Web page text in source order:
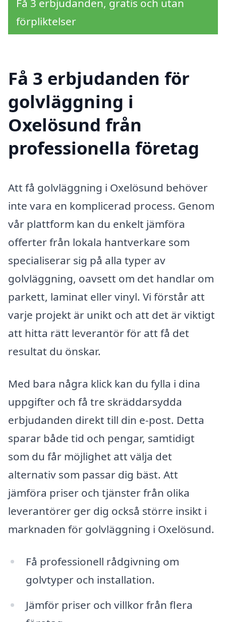
Få 3 erbjudanden, gratis och utan
förpliktelser
Få 3 erbjudanden för
golvläggning i
Oxelösund från
professionella företag
Att få golvläggning i Oxelösund behöver
inte vara en komplicerad process. Genom
vår plattform kan du enkelt jämföra
offerter från lokala hantverkare som
specialiserar sig på alla typer av
golvläggning, oavsett om det handlar om
parkett, laminat eller vinyl. Vi förstår att
varje projekt är unikt och att det är viktigt
att hitta rätt leverantör för att få det
resultat du önskar.
Med bara några klick kan du fylla i dina
uppgifter och få tre skräddarsydda
erbjudanden direkt till din e-post. Detta
sparar både tid och pengar, samtidigt
som du får möjlighet att välja det
alternativ som passar dig bäst. Att
jämföra priser och tjänster från olika
leverantörer ger dig också större insikt i
marknaden för golvläggning i Oxelösund.
Få professionell rådgivning om
golvtyper och installation.
Jämför priser och villkor från flera